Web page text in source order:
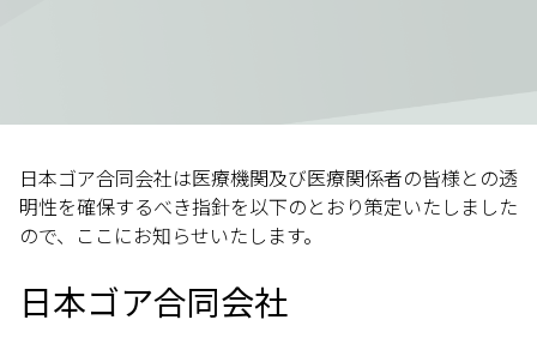
日本ゴア合同会社は医療機関及び医療関係者の皆様との透
明性を確保するべき指針を以下のとおり策定いたしました
ので、ここにお知らせいたします。
日本ゴア合同会社